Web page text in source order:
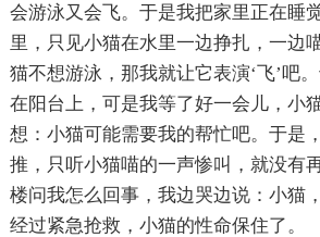
会游泳又会飞。于是我把家里正在睡
里，只见小猫在水里一边挣扎，一边
猫不想游泳，那我就让它表演‘飞’吧
在阳台上，可是我等了好一会儿，小
想：小猫可能需要我的帮忙吧。于是
推，只听小猫喵的一声惨叫，就没有
楼问我怎么回事，我边哭边说：小猫
经过紧急抢救，小猫的性命保住了。